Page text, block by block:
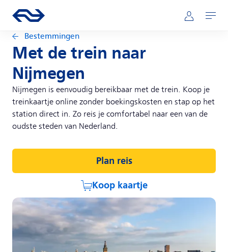
Hoofdnavigatie
Ga naar de homepage van ns.nl Mijn NS
Openen
Bestemmingen
Met de trein naar
Nijmegen
Nijmegen is eenvoudig bereikbaar met de trein. Koop je
treinkaartje online zonder boekingskosten en stap op het
station direct in. Zo reis je comfortabel naar een van de
oudste steden van Nederland.
Plan reis
Koop kaartje